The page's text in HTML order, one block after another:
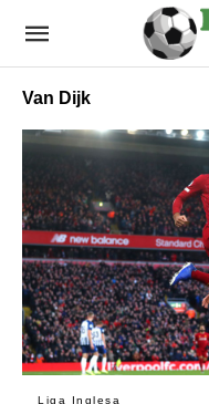
Van Dijk
Liga Inglesa